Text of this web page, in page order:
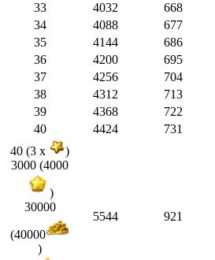
33
4032 668
34
4088 677
35
4144 686
36
4200 695
37
4256 704
38
4312 713
39
4368 722
40
4424 731
40 (3 x
)
3000 (4000
)
30000
(40000
)
5544 921